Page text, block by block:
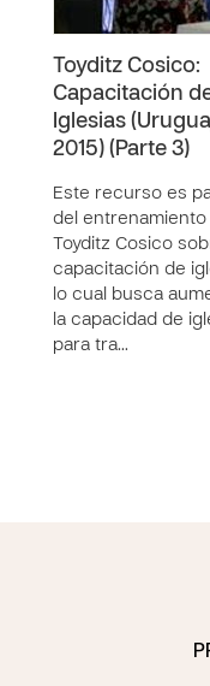
Toyditz Cosico:
Capacitación
Iglesias
2015) (Parte 3)
Este recurso es
del entrenamiento
Toyditz Cosico
capacitación de
lo cual busca
la capacidad de
para tra…